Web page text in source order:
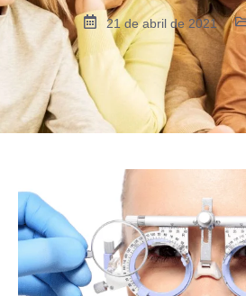
21 de abril de 2021